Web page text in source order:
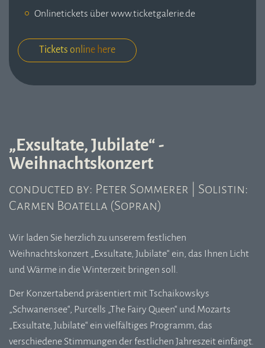
Onlinetickets über www.ticketgalerie.de
Tickets online here
„Exsultate, Jubilate“ -
Weihnachtskonzert
conducted by: Peter Sommerer | Solistin:
Carmen Boatella (Sopran)
Wir laden Sie herzlich zu unserem festlichen
Weihnachtskonzert „Exsultate, Jubilate“ ein, das Ihnen Licht
und Wärme in die Winterzeit bringen soll.
Der Konzertabend präsentiert mit Tschaikowskys
„Schwanensee“, Purcells „The Fairy Queen“ und Mozarts
„Exsultate, Jubilate“ ein vielfältiges Programm, das
verschiedene Stimmungen der festlichen Jahreszeit einfängt.